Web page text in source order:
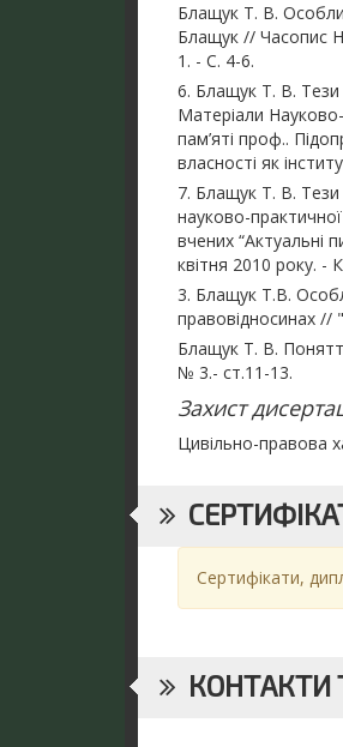
Блащук Т. В.
Блащук // Часопис
1. - С. 4-6.
6. Блащук Т. В. Тези
Матеріали Науково-
пам’яті проф..
власності як
7. Блащук Т. В. Тези
науково-
вчених “Актуальні
квітня 2010 року. -
3. Блащук Т.В.
правовідносинах //
Блащук Т. В.
№ 3.- ст.11-13.
Захист
Цивільно-правова
Сертифікати,
КОНТАКТИ